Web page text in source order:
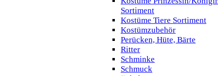
Sortiment
Kostüme Tiere Sortiment
Kostümzubehör
Perücken, Hüte, Bärte
Ritter
Schminke
Schmuck